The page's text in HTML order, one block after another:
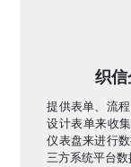
织
提供表单、流
设计表单来收
仪表盘来进行
三方系统平台数